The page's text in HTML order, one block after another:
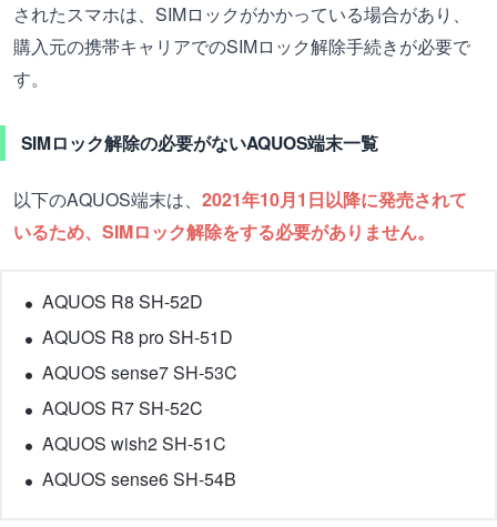
されたスマホは、SIMロックがかかっている場合があり、
購入元の携帯キャリアでのSIMロック解除手続きが必要で
す。
SIMロック解除の必要がないAQUOS端末一覧
以下のAQUOS端末は、 2021年10月1日以降に発売されて
いるため、SIMロック解除をする必要がありません。
AQUOS R8 SH-52D
AQUOS R8 pro SH-51D
AQUOS sense7 SH-53C
AQUOS R7 SH-52C
AQUOS wish2 SH-51C
AQUOS sense6 SH-54B